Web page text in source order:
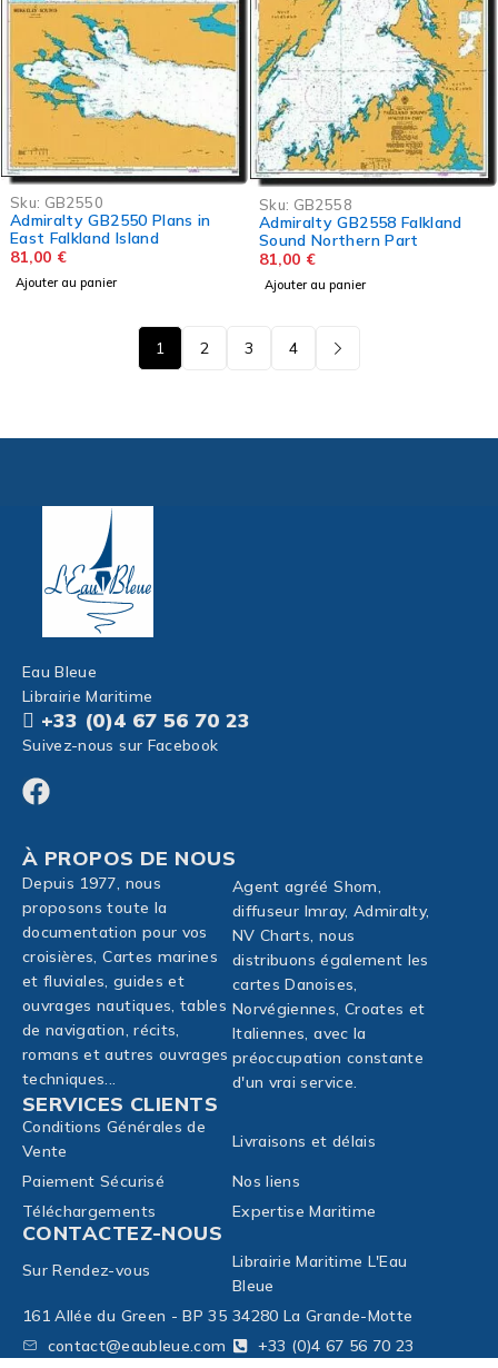
Sku: GB2550
Admiralty GB2550 Plans in
East Falkland Island
81,00 €
Ajouter au panier
Sku: GB2558
Admiralty GB2558 Falkland
Sound Northern Part
81,00 €
Ajouter au panier
1 2 3 4
Eau Bleue
Librairie Maritime
+33 (0)4 67 56 70 23
Suivez-nous sur Facebook
À PROPOS DE NOUS
Depuis 1977, nous
proposons toute la
documentation pour vos
croisières, Cartes marines
et fluviales, guides et
ouvrages nautiques, tables
de navigation, récits,
romans et autres ouvrages
techniques...
Agent agréé Shom,
diffuseur Imray, Admiralty,
NV Charts, nous
distribuons également les
cartes Danoises,
Norvégiennes, Croates et
Italiennes, avec la
préoccupation constante
d'un vrai service.
SERVICES CLIENTS
Conditions Générales de
Vente
Livraisons et délais
Paiement Sécurisé
Nos liens
Téléchargements
Expertise Maritime
CONTACTEZ-NOUS
Sur Rendez-vous
Librairie Maritime L'Eau
Bleue
161 Allée du Green - BP 35 34280 La Grande-Motte
contact@eaubleue.com
+33 (0)4 67 56 70 23